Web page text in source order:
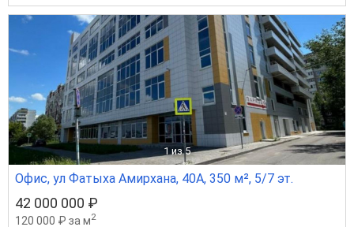
1 из 5
Офис, ул Фатыха Амирхана, 40А, 350 м², 5/7 эт.
42 000 000 ₽
120 000 ₽ за м2